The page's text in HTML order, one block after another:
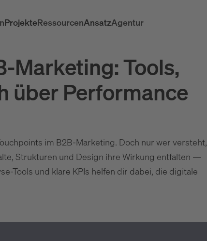
ProjekteRessourcenAnsatzAgentur
Marketing: Tools,
über Performance
im B2B-Marketing. Doch nur wer versteht,
Strukturen und Design ihre Wirkung entfalten —
Tools und klare KPIs helfen dir dabei, die digitale